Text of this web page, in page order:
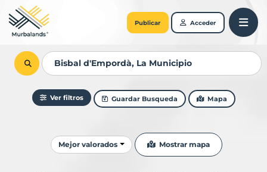
Publicar Acceder
Ver filtros Guardar Busqueda Mapa
Ordenar resultados
Mejor valorados Mostrar mapa